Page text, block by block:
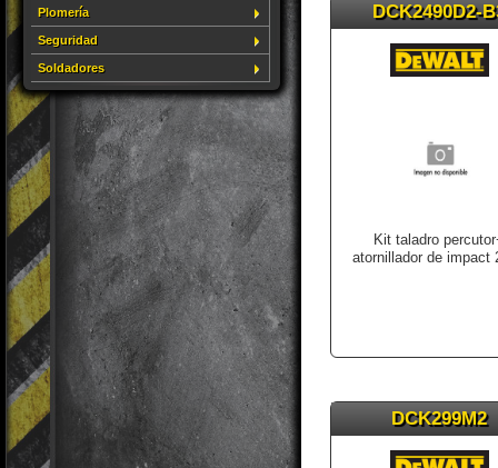
Plomería
Seguridad
Soldadores
DCK2490D2-
Kit taladro
atornillador de impact
DCK299M2